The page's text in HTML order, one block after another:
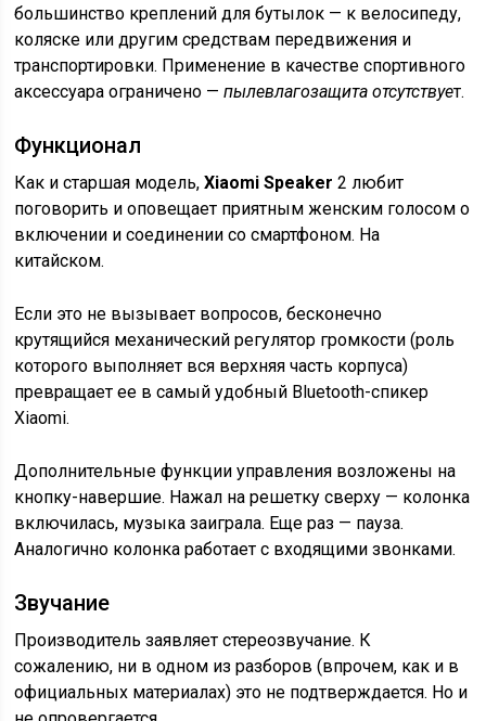
большинство креплений для бутылок — к велосипеду,
коляске или другим средствам передвижения и
транспортировки. Применение в качестве спортивного
аксессуара ограничено —пылевлагозащита отсутствует.
Функционал
Как и старшая модель,Xiaomi Speaker2 любит
поговорить и оповещает приятным женским голосом о
включении и соединении со смартфоном. На
китайском.
Если это не вызывает вопросов, бесконечно
крутящийся механический регулятор громкости (роль
которого выполняет вся верхняя часть корпуса)
превращает ее в самый удобный Bluetooth-спикер
Xiaomi.
Дополнительные функции управления возложены на
кнопку-навершие. Нажал на решетку сверху — колонка
включилась, музыка заиграла. Еще раз — пауза.
Аналогично колонка работает с входящими звонками.
Звучание
Производитель заявляет стереозвучание. К
сожалению, ни в одном из разборов (впрочем, как и в
официальных материалах) это не подтверждается. Но и